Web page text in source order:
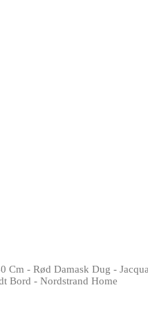
Cm - Rød Damask Dug -
Bord - Nordstrand Home